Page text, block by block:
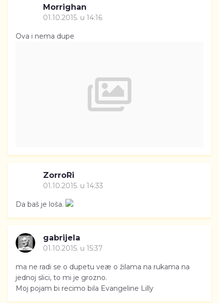
Morrighan
01.10.2015. u 14:16
Ova i nema dupe
ZorroRi
01.10.2015. u 14:33
Da baš je loša.
gabrijela
01.10.2015. u 15:37
ma ne radi se o dupetu veæ o žilama na rukama na
jednoj slici, to mi je grozno.
Moj pojam bi recimo bila Evangeline Lilly